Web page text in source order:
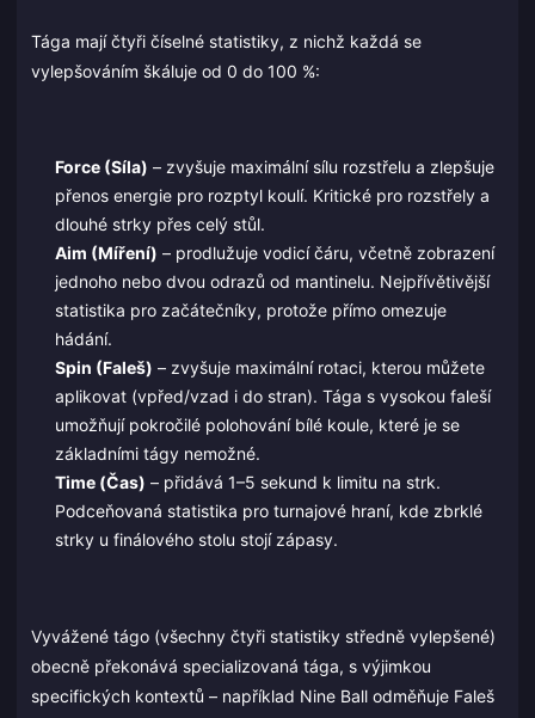
Tága mají čtyři číselné statistiky, z nichž každá se
vylepšováním škáluje od 0 do 100 %:
Force (Síla) – zvyšuje maximální sílu rozstřelu a zlepšuje
přenos energie pro rozptyl koulí. Kritické pro rozstřely a
dlouhé strky přes celý stůl.
Aim (Míření) – prodlužuje vodicí čáru, včetně zobrazení
jednoho nebo dvou odrazů od mantinelu. Nejpřívětivější
statistika pro začátečníky, protože přímo omezuje
hádání.
Spin (Faleš) – zvyšuje maximální rotaci, kterou můžete
aplikovat (vpřed/vzad i do stran). Tága s vysokou faleší
umožňují pokročilé polohování bílé koule, které je se
základními tágy nemožné.
Time (Čas) – přidává 1–5 sekund k limitu na strk.
Podceňovaná statistika pro turnajové hraní, kde zbrklé
strky u finálového stolu stojí zápasy.
Vyvážené tágo (všechny čtyři statistiky středně vylepšené)
obecně překonává specializovaná tága, s výjimkou
specifických kontextů – například Nine Ball odměňuje Faleš